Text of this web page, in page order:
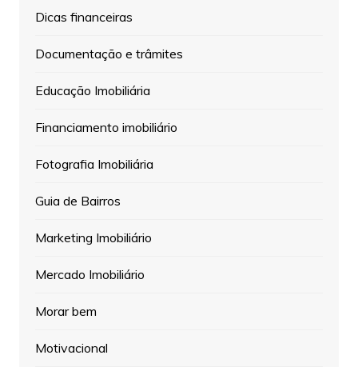
Dicas financeiras
Documentação e trâmites
Educação Imobiliária
Financiamento imobiliário
Fotografia Imobiliária
Guia de Bairros
Marketing Imobiliário
Mercado Imobiliário
Morar bem
Motivacional